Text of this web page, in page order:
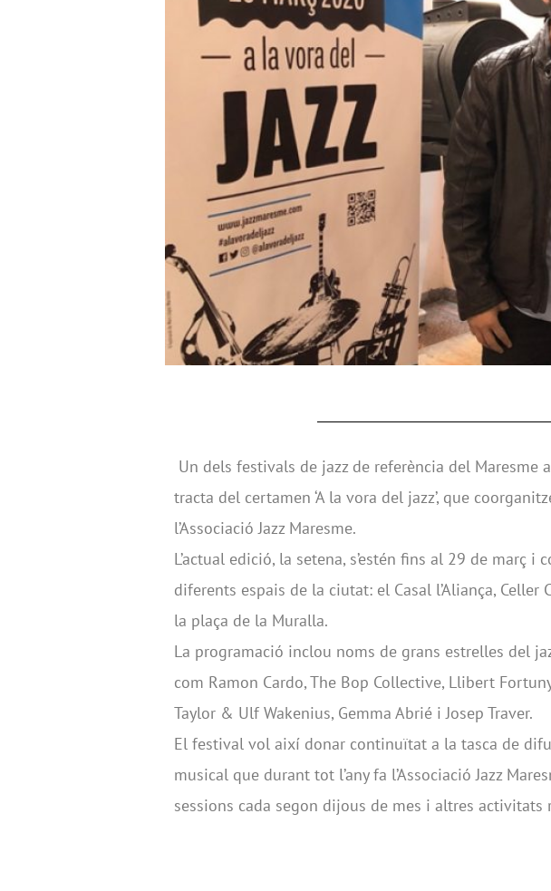
Un dels festivals de jazz de referència del Maresme
tracta del certamen ‘A la vora del jazz’, que
l’Associació Jazz Maresme.
L’actual edició, la setena, s’estén fins al 29 de març i
diferents espais de la ciutat: el Casal l’Aliança, Celler
la plaça de la Muralla.
La programació inclou noms de grans estrelles del
com Ramon Cardo, The Bop Collective, Llibert
Taylor & Ulf Wakenius, Gemma Abrié i Josep Traver.
El festival vol així donar continuïtat a la tasca de
musical que durant tot l’any fa l’Associació Jazz
sessions cada segon dijous de mes i altres activitats